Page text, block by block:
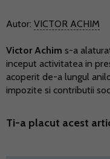
Autor: VICTOR ACHIM
Victor Achim s-a
inceput activitatea in
acoperit de-a lungul
impozite si contributii
Ti-a placut acest